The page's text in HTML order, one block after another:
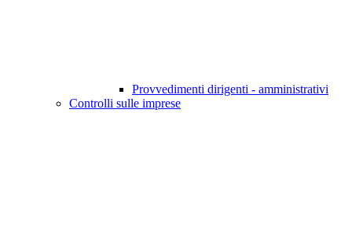
Provvedimenti dirigenti - amministrativi
Controlli sulle imprese